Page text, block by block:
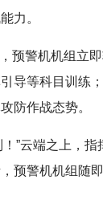
力。
预警机机组立
导等科目训练
防作战态势。
！”云端之上，
预警机机组随